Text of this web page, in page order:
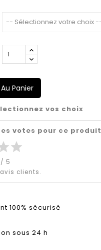
Panier
vos choix
votes pour ce produit
star
/ 5
avis clients.
100% sécurisé
sous 24 h